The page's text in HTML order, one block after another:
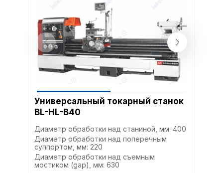
Универсальный токарный станок
BL-HL-B40
Диаметр обработки над станиной, мм: 400
Диаметр обработки над поперечным
суппортом, мм: 220
Диаметр обработки над съемным
мостиком (gap), мм: 630